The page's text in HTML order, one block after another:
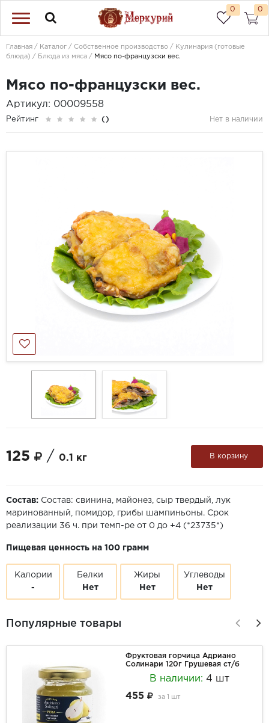
0 0
Главная Каталог Собственное производство
Кулинария (готовые
блюда)
Блюда из мяса Мясо по-французски вес.
Мясо по-французски вес.
Артикул: 00009558
Рейтинг () Нет в наличии
125 / 0.1 кг В корзину
Состав: Состав: свинина, майонез, сыр твердый, лук
маринованный, помидор, грибы шампиньоны. Срок
реализации 36 ч. при темп-ре от 0 до +4 (*23735*)
Пищевая ценность на 100 грамм
Калории
-
Белки
Нет
Жиры
Нет
Углеводы
Нет
Популярные товары
Фруктовая горчица Адриано
Солинари 120г Грушевая ст/б
В наличии: 4 шт
455
за 1 шт